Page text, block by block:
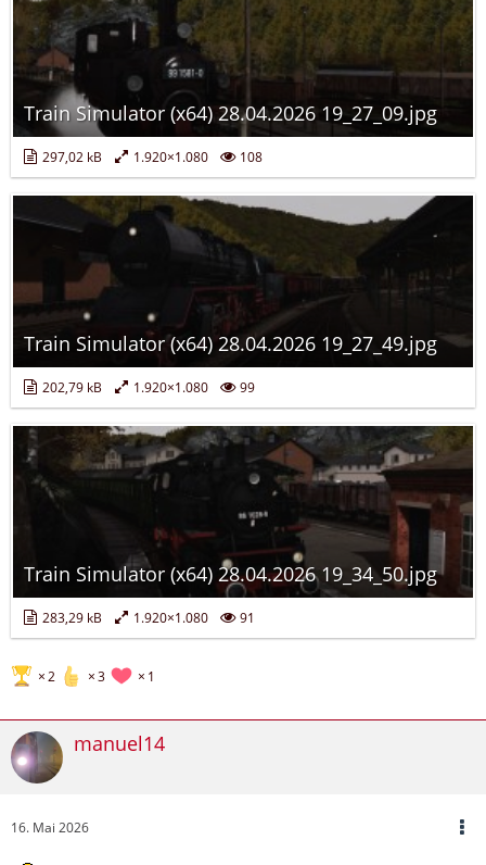
Train Simulator (x64) 28.04.2026 19_27_09.jpg
297,02 kB 1.920×1.080 108
Train Simulator (x64) 28.04.2026 19_27_49.jpg
202,79 kB 1.920×1.080 99
Train Simulator (x64) 28.04.2026 19_34_50.jpg
283,29 kB 1.920×1.080 91
2 3 1
manuel14
16. Mai 2026